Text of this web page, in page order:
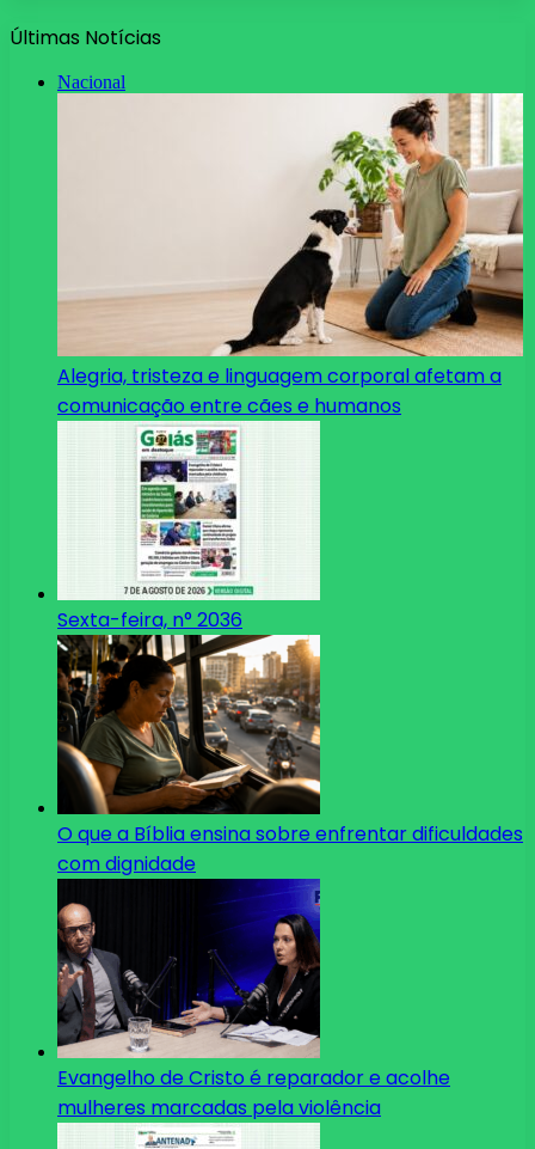
Últimas Notícias
Nacional
Alegria, tristeza e linguagem corporal afetam a
comunicação entre cães e humanos
Sexta-feira, n° 2036
O que a Bíblia ensina sobre enfrentar dificuldades
com dignidade
Evangelho de Cristo é reparador e acolhe
mulheres marcadas pela violência